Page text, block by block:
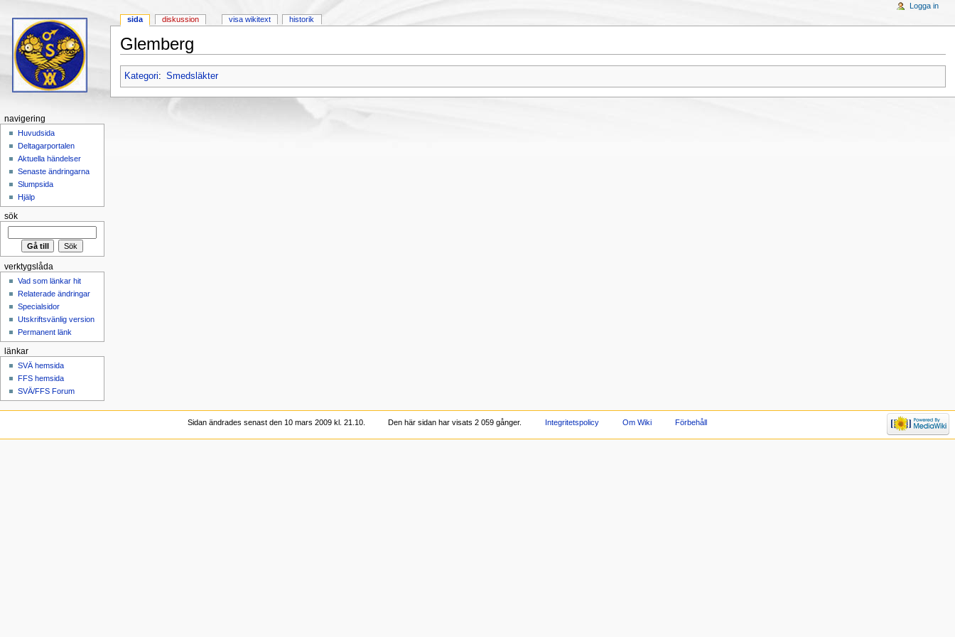
Glemberg
Kategori: Smedsläkter
sida diskussion visa wikitext historik
Logga in
navigering
Huvudsida
Deltagarportalen
Aktuella händelser
Senaste ändringarna
Slumpsida
Hjälp
sök
verktygslåda
Vad som länkar hit
Relaterade ändringar
Specialsidor
Utskriftsvänlig version
Permanent länk
länkar
SVÄ hemsida
FFS hemsida
SVÄ/FFS Forum
Sidan ändrades senast den 10 mars 2009 kl. 21.10. Den här sidan har visats 2 059 gånger. Integritetspolicy Om Wiki Förbehåll